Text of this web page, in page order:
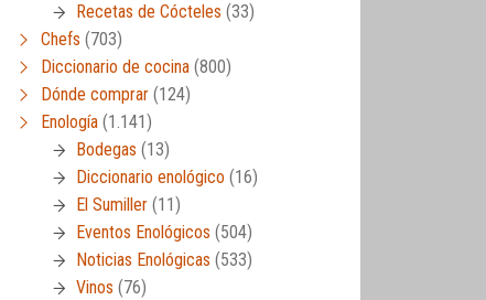
Recetas de Cócteles (33)
Chefs (703)
Diccionario de cocina (800)
Dónde comprar (124)
Enología (1.141)
Bodegas (13)
Diccionario enológico (16)
El Sumiller (11)
Eventos Enológicos (504)
Noticias Enológicas (533)
Vinos (76)